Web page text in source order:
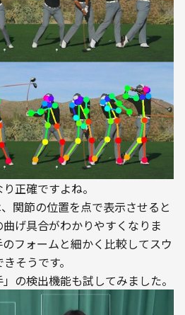
正確ですよね。
関節の位置を点で表示させると
げ具合がわかりやすくなりま
フォームと細かく比較してスウ
そうです。
の検出機能も試してみました。